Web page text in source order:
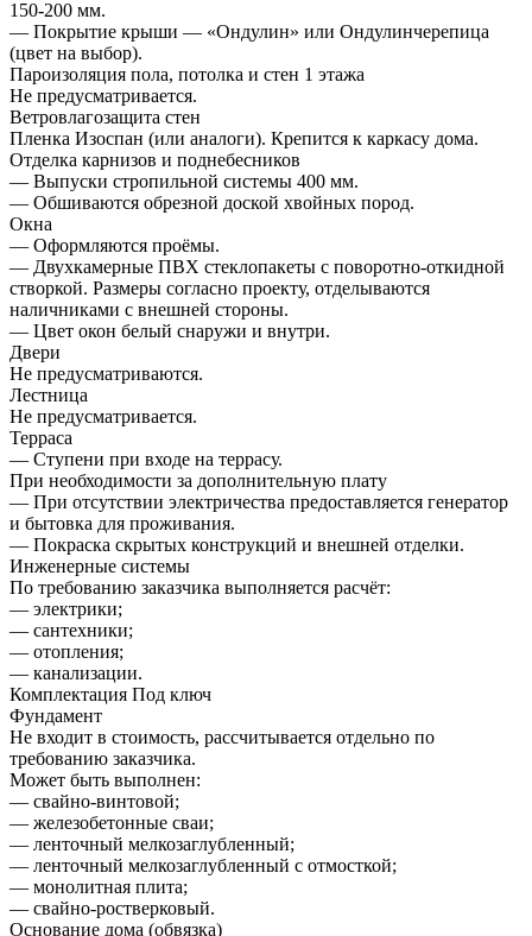
150-200 мм.
— Покрытие крыши — «Ондулин» или Ондулинчерепица
(цвет на выбор).
Пароизоляция пола, потолка и стен 1 этажа
Не предусматривается.
Ветровлагозащита стен
Пленка Изоспан (или аналоги). Крепится к каркасу дома.
Отделка карнизов и поднебесников
— Выпуски стропильной системы 400 мм.
— Обшиваются обрезной доской хвойных пород.
Окна
— Оформляются проёмы.
— Двухкамерные ПВХ стеклопакеты с поворотно-откидной
створкой. Размеры согласно проекту, отделываются
наличниками с внешней стороны.
— Цвет окон белый снаружи и внутри.
Двери
Не предусматриваются.
Лестница
Не предусматривается.
Терраса
— Ступени при входе на террасу.
При необходимости за дополнительную плату
— При отсутствии электричества предоставляется генератор
и бытовка для проживания.
— Покраска скрытых конструкций и внешней отделки.
Инженерные системы
По требованию заказчика выполняется расчёт:
— электрики;
— сантехники;
— отопления;
— канализации.
Комплектация Под ключ
Фундамент
Не входит в стоимость, рассчитывается отдельно по
требованию заказчика.
Может быть выполнен:
— свайно-винтовой;
— железобетонные сваи;
— ленточный мелкозаглубленный;
— ленточный мелкозаглубленный с отмосткой;
— монолитная плита;
— свайно-ростверковый.
Основание дома (обвязка)